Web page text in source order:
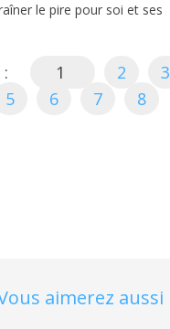
le pire pour soi et ses
1 2
3
5 6 7 8
aimerez aussi